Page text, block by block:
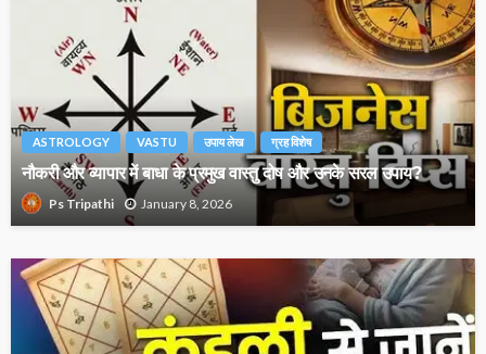
ASTROLOGY VASTU उपाय लेख ग्रह विशेष
नौकरी और व्यापार में बाधा के प्रमुख वास्तु दोष और उनके सरल उपाय?
Ps Tripathi January 8, 2026